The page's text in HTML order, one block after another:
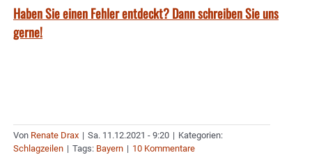
Haben Sie einen Fehler entdeckt? Dann schreiben Sie uns
gerne!
Von Renate Drax | Sa. 11.12.2021 - 9:20 | Kategorien:
Schlagzeilen | Tags: Bayern | 10 Kommentare